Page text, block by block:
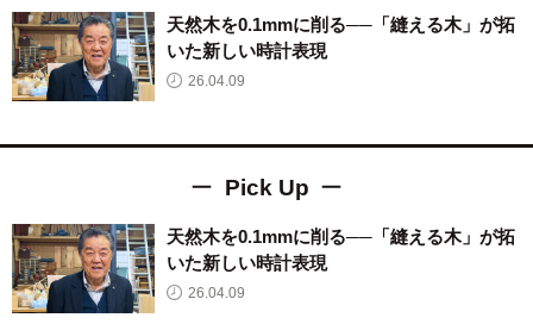
天然木を0.1mmに削る──「縫える木」が拓
いた新しい時計表現
26.04.09
Pick Up
天然木を0.1mmに削る──「縫える木」が拓
いた新しい時計表現
26.04.09